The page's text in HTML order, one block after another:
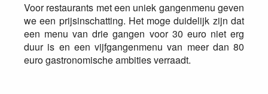
Voor restaurants met een uniek gangenmenu geven
we een prijsinschatting. Het moge duidelijk zijn dat
een menu van drie gangen voor 30 euro niet erg
duur is en een vijfgangenmenu van meer dan 80
euro gastronomische ambities verraadt.